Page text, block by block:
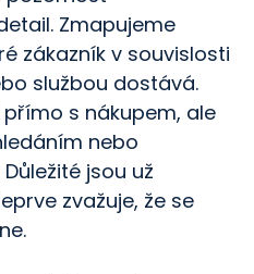
Zmapujeme
zákazník v souvislosti
službou dostává.
s nákupem, ale
nebo
jsou už
zvažuje, že se